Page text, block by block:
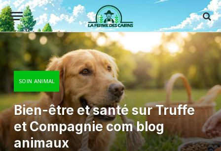
SOIN ANIMAL
Bien-être et santé sur Truffe
et Compagnie com blog
animaux